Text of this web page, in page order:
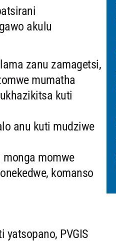
akulu
zanu zamagetsi,
mumatha
kuti
anu kuti mudziwe
monga momwe
komanso
PVGIS